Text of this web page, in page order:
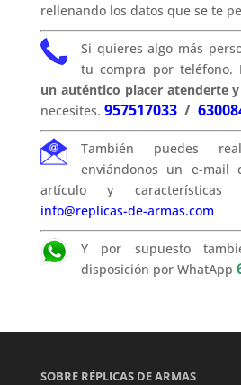
rellenando los datos que se te
Si quieres algo más
tu compra por teléfono.
un auténtico placer atenderte
necesites. 957517033/
También puedes
enviándonos un e-
artículo y
info@replicas-de-armas.com
Y por supuesto
disposición por WhatApp
SOBRE RÉPLICAS DE ARMAS